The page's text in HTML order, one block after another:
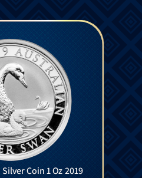
Coin 1 Oz 2019